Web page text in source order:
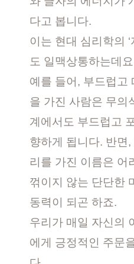
다고 봅니다.
이는 현대 심리학의
도 일맥상통하는데
예를 들어, 부드럽고
을 가진 사람은 무의
계에서도 부드럽고
향하게 됩니다. 반면
리를 가진 이름은 어
꺾이지 않는 단단한
동력이 되곤 하죠.
우리가 매일 자신의
에게 긍정적인 주문